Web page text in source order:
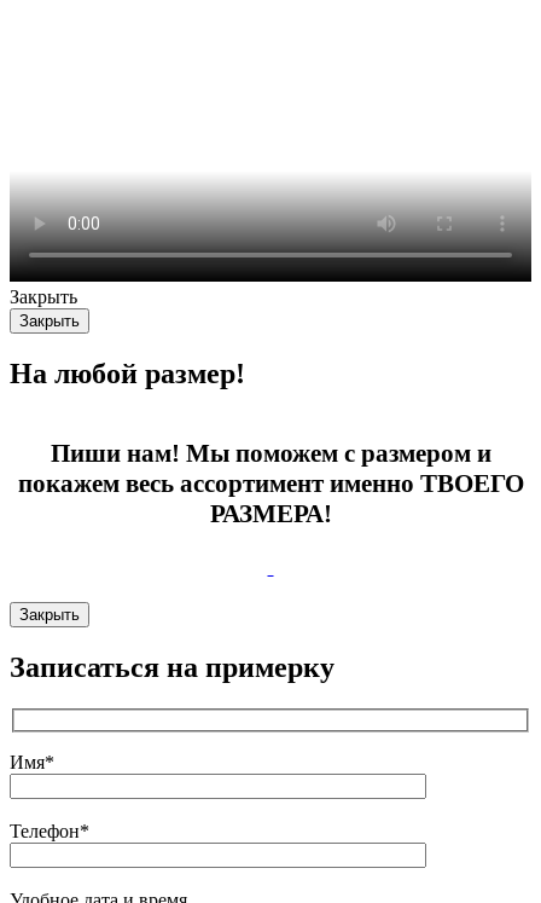
Закрыть
Закрыть
На любой размер!
Пиши нам! Мы поможем с размером и
покажем весь ассортимент именно ТВОЕГО
РАЗМЕРА!
Закрыть
Записаться на примерку
Имя*
Телефон*